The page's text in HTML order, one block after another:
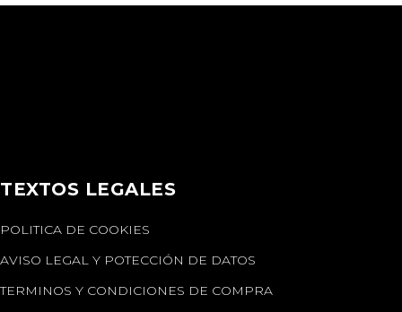
TEXTOS LEGALES
POLITICA DE COOKIES
AVISO LEGAL Y POTECCIÓN DE DATOS
TERMINOS Y CONDICIONES DE COMPRA